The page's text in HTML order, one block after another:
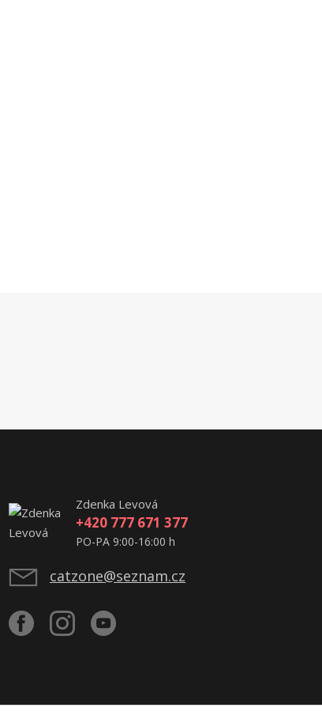
Zdenka Levová
+420 777 671 377
PO-PA 9:00-16:00 h
catzone@seznam.cz